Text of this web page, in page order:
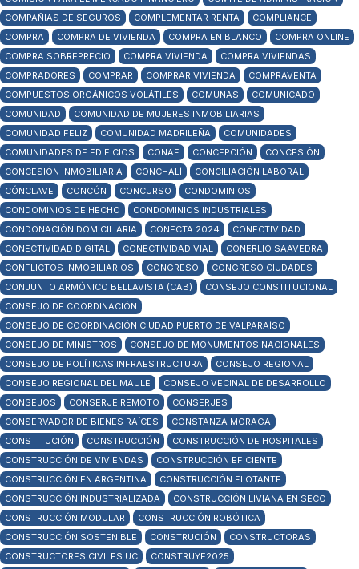
COMPAÑIAS DE SEGUROS
COMPLEMENTAR RENTA
COMPLIANCE
COMPRA
COMPRA DE VIVIENDA COMPRA EN BLANCO
COMPRA ONLINE
COMPRA SOBREPRECIO
COMPRA VIVIENDA
COMPRA VIVIENDAS
COMPRADORES
COMPRAR COMPRAR VIVIENDA
COMPRAVENTA
COMPUESTOS ORGÁNICOS VOLÁTILES
COMUNAS
COMUNICADO
COMUNIDAD
COMUNIDAD DE MUJERES INMOBILIARIAS
COMUNIDAD FELIZ
COMUNIDAD MADRILEÑA
COMUNIDADES
COMUNIDADES DE EDIFICIOS
CONAF CONCEPCIÓN
CONCESIÓN
CONCESIÓN INMOBILIARIA
CONCHALÍ
CONCILIACIÓN LABORAL
CÓNCLAVE
CONCÓN CONCURSO
CONDOMINIOS
CONDOMINIOS DE HECHO
CONDOMINIOS INDUSTRIALES
CONDONACIÓN DOMICILIARIA
CONECTA 2024
CONECTIVIDAD
CONECTIVIDAD DIGITAL
CONECTIVIDAD VIAL
CONERLIO SAAVEDRA
CONFLICTOS INMOBILIARIOS
CONGRESO
CONGRESO CIUDADES
CONJUNTO ARMÓNICO BELLAVISTA (CAB)
CONSEJO CONSTITUCIONAL
CONSEJO DE COORDINACIÓN
CONSEJO DE COORDINACIÓN CIUDAD PUERTO DE VALPARAÍSO
CONSEJO DE MINISTROS
CONSEJO DE MONUMENTOS NACIONALES
CONSEJO DE POLÍTICAS INFRAESTRUCTURA
CONSEJO REGIONAL
CONSEJO REGIONAL DEL MAULE
CONSEJO VECINAL DE DESARROLLO
CONSEJOS
CONSERJE REMOTO
CONSERJES
CONSERVADOR DE BIENES RAÍCES
CONSTANZA MORAGA
CONSTITUCIÓN
CONSTRUCCIÓN
CONSTRUCCIÓN DE HOSPITALES
CONSTRUCCIÓN DE VIVIENDAS
CONSTRUCCIÓN EFICIENTE
CONSTRUCCIÓN EN ARGENTINA
CONSTRUCCIÓN FLOTANTE
CONSTRUCCIÓN INDUSTRIALIZADA
CONSTRUCCIÓN LIVIANA EN SECO
CONSTRUCCIÓN MODULAR
CONSTRUCCIÓN ROBÓTICA
CONSTRUCCIÓN SOSTENIBLE
CONSTRUCIÓN
CONSTRUCTORAS
CONSTRUCTORES CIVILES UC
CONSTRUYE2025